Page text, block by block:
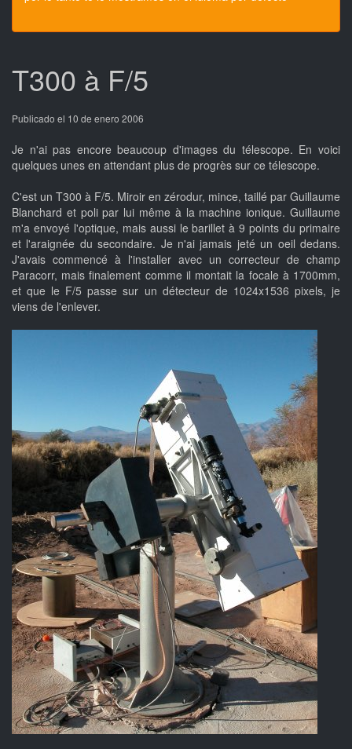
T300 à F/5
Publicado el 10 de enero 2006
Je n'ai pas encore beaucoup d'images du télescope. En voici
quelques unes en attendant plus de progrès sur ce télescope.
C'est un T300 à F/5. Miroir en zérodur, mince, taillé par Guillaume
Blanchard et poli par lui même à la machine ionique. Guillaume
m'a envoyé l'optique, mais aussi le barillet à 9 points du primaire
et l'araignée du secondaire. Je n'ai jamais jeté un oeil dedans.
J'avais commencé à l'installer avec un correcteur de champ
Paracorr, mais finalement comme il montait la focale à 1700mm,
et que le F/5 passe sur un détecteur de 1024x1536 pixels, je
viens de l'enlever.